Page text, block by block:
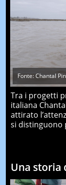
Fonte: Chantal
Tra i progetti
italiana
attirato
si distinguono
Una storia